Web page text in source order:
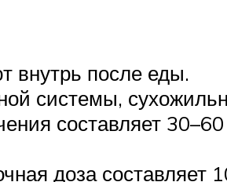
внутрь после еды.
системы,
составляет
доза составляет